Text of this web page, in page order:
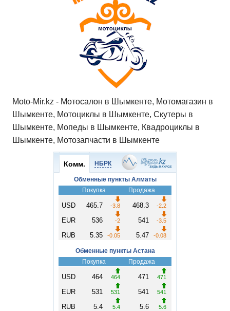
Moto-Mir.kz - Мотосалон в Шымкенте, Мотомагазин в
Шымкенте, Мотоциклы в Шымкенте, Скутеры в
Шымкенте, Мопеды в Шымкенте, Квадроциклы в
Шымкенте, Мотозапчасти в Шымкенте